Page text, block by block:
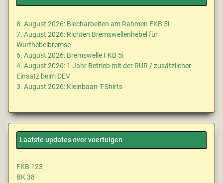
8. August 2026: Blecharbeiten am Rahmen FKB 5i
7. August 2026: Richten Bremswellenhebel für
Wurfhebelbremse
6. August 2026: Bremswelle FKB 5i
4. August 2026: 1 Jahr Betrieb mit der RUR / zusätzlicher
Einsatz beim DEV
3. August 2026: Kleinbaan-T-Shirts
Laatste updates over voertuigen
FKB 123
BK 38